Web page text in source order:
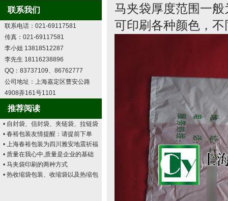
联系我们
联系电话：021-69117581
传真：021-69117581
李小姐 13818512287
李先生 18116238896
QQ：83737109、86762777
公司地址：上海嘉定区曹安公路
4908弄161号1101
推荐阅读
• 自封袋、信封袋、夹链袋、拉链袋
• 春裕包装友情提醒：请提前下单
• 上海春裕包装为四川雅安地震祈福
• 质量在我心中,质量是企业的基础
• 马夹袋印刷的两种方式
• 热收缩袋包装、收缩袋以及热缩包
马夹袋厚度范围一
可印刷各种颜色，